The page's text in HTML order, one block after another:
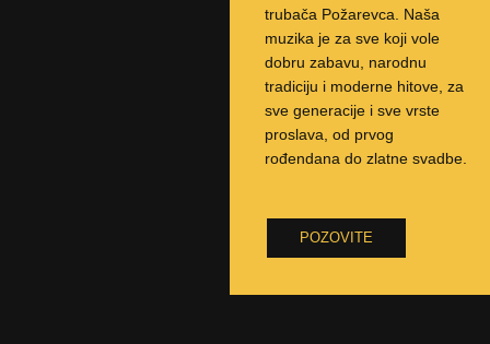
trubača Požarevca. Naša
muzika je za sve koji vole
dobru zabavu, narodnu
tradiciju i moderne hitove, za
sve generacije i sve vrste
proslava, od prvog
rođendana do zlatne svadbe.
POZOVITE